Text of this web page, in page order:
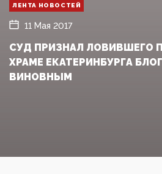
ЛЕНТА НОВОСТЕЙ
11 Мая 2017
СУД ПРИЗНАЛ ЛОВИВШЕГО
ХРАМЕ ЕКАТЕРИНБУРГА
ВИНОВНЫМ